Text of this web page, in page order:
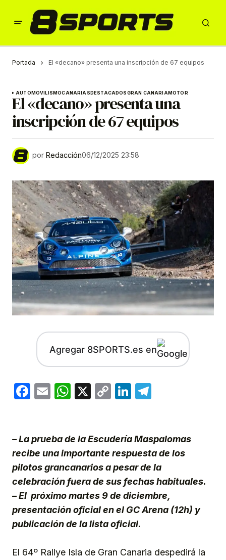
Portada El «decano» presenta una inscripción de 67 equipos
AUTOMOVILISMOCANARIASDESTACADOSGRAN CANARIAMOTOR
El «decano» presenta una
inscripción de 67 equipos
por Redacción06/12/2025 23:58
Agregar 8SPORTS.es en
Facebook
EmailWhatsApp
X
CopyLinkedIn
– La prueba de la Escudería Maspalomas
recibe una importante respuesta de los
pilotos grancanarios a pesar de la
celebración fuera de sus fechas habituales.
– El próximo martes 9 de diciembre,
presentación oficial en el GC Arena (12h) y
publicación de la lista oficial.
El 64º Rallye Isla de Gran Canaria despedirá la